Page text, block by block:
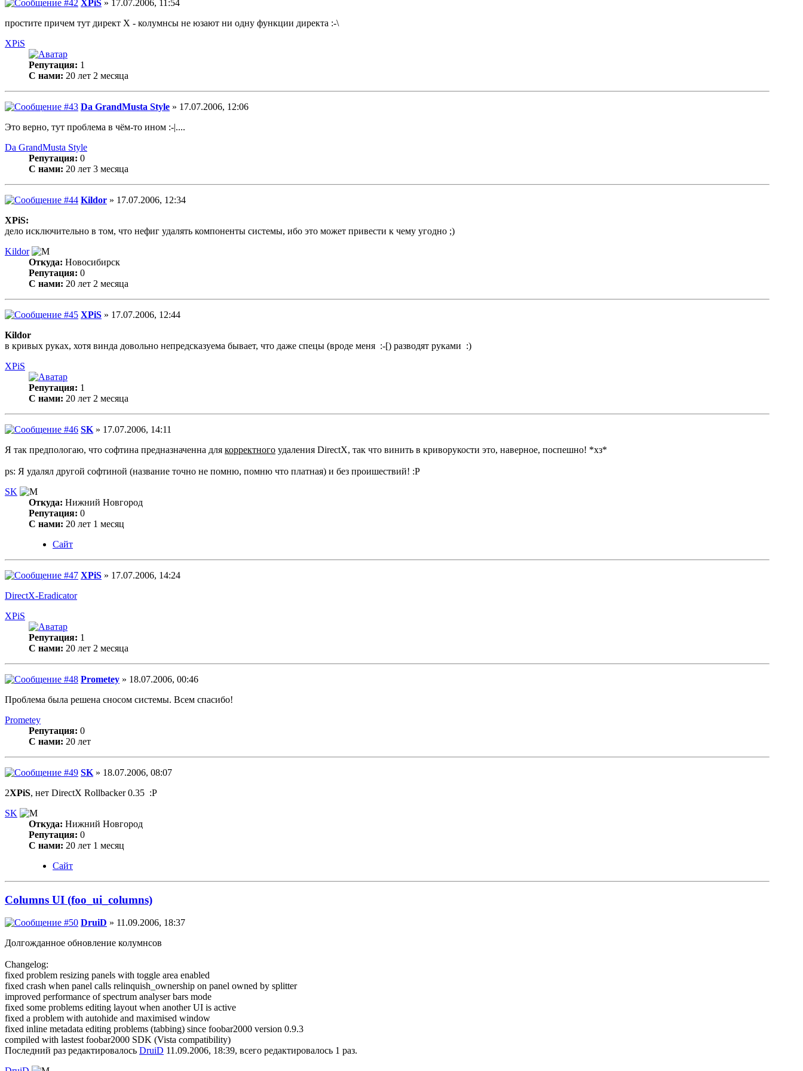
XPiS » 17.07.2006, 11:54
простите причем тут директ Х - колумнсы не юзают ни одну функции директа :-\
XPiS
Репутация: 1
С нами: 20 лет 2 месяца
Da GrandMusta Style » 17.07.2006, 12:06
Это верно, тут проблема в чём-то ином :-|....
Da GrandMusta Style
Репутация: 0
С нами: 20 лет 3 месяца
Kildor » 17.07.2006, 12:34
XPiS:
дело исключительно в том, что нефиг удалять компоненты системы, ибо это может привести к чему угодно ;)
Kildor
Откуда: Новосибирск
Репутация: 0
С нами: 20 лет 2 месяца
XPiS » 17.07.2006, 12:44
Kildor
в кривых руках, хотя винда довольно непредсказуема бывает, что даже спецы (вроде меня :-[) разводят руками :)
XPiS
Репутация: 1
С нами: 20 лет 2 месяца
SK » 17.07.2006, 14:11
Я так предпологаю, что софтина предназначенна для корректного удаления DirectX, так что винить в криворукости это, наверное, поспешно! *хз*
ps: Я удалял другой софтиной (название точно не помню, помню что платная) и без проишествий! :P
SK
Откуда: Нижний Новгород
Репутация: 0
С нами: 20 лет 1 месяц
Сайт
XPiS » 17.07.2006, 14:24
DirectX-Eradicator
XPiS
Репутация: 1
С нами: 20 лет 2 месяца
Prometey » 18.07.2006, 00:46
Проблема была решена сносом системы. Всем спасибо!
Prometey
Репутация: 0
С нами: 20 лет
SK » 18.07.2006, 08:07
2XPiS, нет DirectX Rollbacker 0.35 :P
SK
Откуда: Нижний Новгород
Репутация: 0
С нами: 20 лет 1 месяц
Сайт
Columns UI (foo_ui_columns)
DruiD » 11.09.2006, 18:37
Долгожданное обновление колумнсов
Changelog:
fixed problem resizing panels with toggle area enabled
fixed crash when panel calls relinquish_ownership on panel owned by splitter
improved performance of spectrum analyser bars mode
fixed some problems editing layout when another UI is active
fixed a problem with autohide and maximised window
fixed inline metadata editing problems (tabbing) since foobar2000 version 0.9.3
compiled with lastest foobar2000 SDK (Vista compatibility)
Последний раз редактировалось DruiD 11.09.2006, 18:39, всего редактировалось 1 раз.